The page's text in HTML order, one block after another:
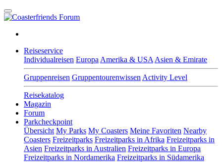
Reiseservice
Individualreisen Europa Amerika & USA Asien & Emirate
Gruppenreisen Gruppentourenwissen Activity Level
Reisekatalog
Magazin
Forum
Parkcheckpoint
Übersicht My Parks My Coasters Meine Favoriten Nearby
Coasters Freizeitparks Freizeitparks in Afrika Freizeitparks in
Asien Freizeitparks in Australien Freizeitparks in Europa
Freizeitparks in Nordamerika Freizeitparks in Südamerika